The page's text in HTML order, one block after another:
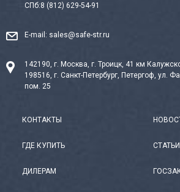
СПб:8 (812) 629-54-91
E-mail: sales@safe-str.ru
142190, г. Москва, г. Троицк, 41 км
198516, г. Санкт-Петербург, Петергоф, ул.
пом. 25
КОНТАКТЫ
ГДЕ КУПИТЬ
ДИЛЕРАМ
СТАТЬИ